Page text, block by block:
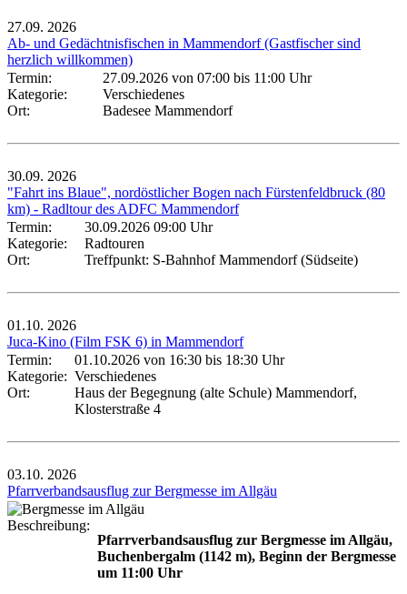
27.09. 2026
Ab- und Gedächtnisfischen in Mammendorf (Gastfischer sind
herzlich willkommen)
Termin:
27.09.2026 von 07:00 bis 11:00 Uhr
Kategorie:
Verschiedenes
Ort:
Badesee Mammendorf
30.09. 2026
"Fahrt ins Blaue", nordöstlicher Bogen nach Fürstenfeldbruck (80
km) - Radltour des ADFC Mammendorf
Termin:
30.09.2026 09:00 Uhr
Kategorie:
Radtouren
Ort:
Treffpunkt: S-Bahnhof Mammendorf (Südseite)
01.10. 2026
Juca-Kino (Film FSK 6) in Mammendorf
Termin:
01.10.2026 von 16:30 bis 18:30 Uhr
Kategorie: Verschiedenes
Ort:
Haus der Begegnung (alte Schule) Mammendorf,
Klosterstraße 4
03.10. 2026
Pfarrverbandsausflug zur Bergmesse im Allgäu
Beschreibung:
Pfarrverbandsausflug zur Bergmesse im Allgäu,
Buchenbergalm (1142 m), Beginn der Bergmesse
um 11:00 Uhr